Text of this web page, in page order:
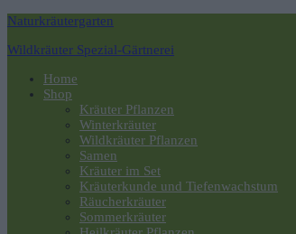
Naturkräutergarten
Wildkräuter Spezial-Gärtnerei
Navigation
umschalten
Home
Shop
Kräuter Pflanzen
Winterkräuter
Wildkräuter Pflanzen
Samen
Kräuter im Set
Kräuterkunde und Tiefenwachstum
Räucherkräuter
Sommerkräuter